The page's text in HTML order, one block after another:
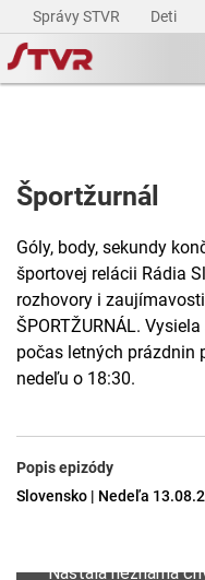
Správy STVR Deti
Športžurnál
Góly, body, sekundy
športovej relácii Rádia
rozhovory i
ŠPORTŽURNÁL.
počas letných prázdnin
nedeľu o 18:30.
Popis epizódy
Slovensko | Nedeľa